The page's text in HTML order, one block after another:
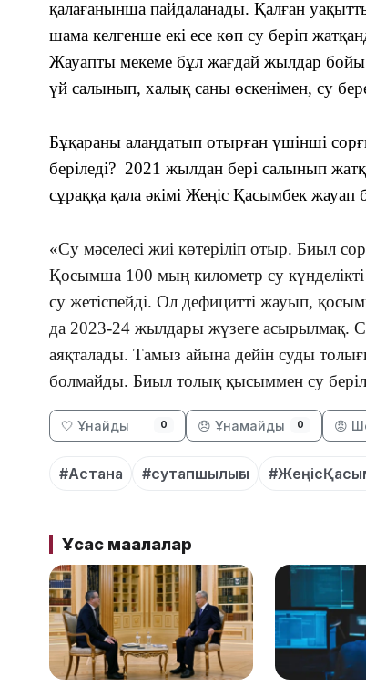
қалағанынша пайдаланады. Қалған
шама келгенше екі есе көп су беріп
Жауапты мекеме бұл жағдай жылдар бойы
үй салынып, халық саны өскенімен, су
Бұқараны алаңдатып отырған үшінші
беріледі? 2021 жылдан бері салынып
сұраққа қала әкімі Жеңіс Қасымбек жауап
«Су мәселесі жиі көтеріліп отыр. Биыл
Қосымша 100 мың километр су
су жетіспейді. Ол дефицитті жауып,
да 2023-24 жылдары жүзеге асырылмақ.
аяқталады. Тамыз айына дейін суды
болмайды. Биыл толық қысыммен су
🤍 Ұнайды 0 😞 Ұнамайды 0 😡
#Астана #сутапшылығы
Ұқсас мақалалар